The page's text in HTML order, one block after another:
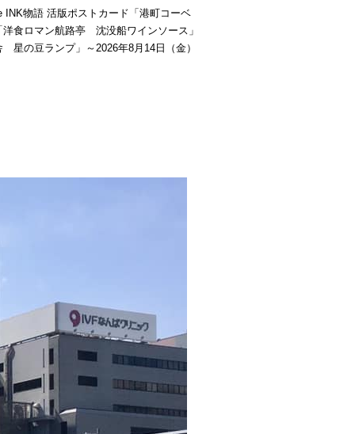
INK物語 活版ポストカード「港町コーベ
洋食ロマン航路亭 沈没船ワインソース」
星の豆ランプ」～2026年8月14日（金）